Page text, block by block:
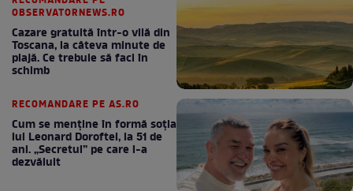
OBSERVATORNEWS.RO
Cazare gratuită într-o vilă din
Toscana, la câteva minute de
plajă. Ce trebuie să faci în
schimb
RECOMANDARE PE AS.RO
Cum se menţine în formă soţia
lui Leonard Doroftei, la 51 de
ani. „Secretul” pe care l-a
dezvăluit